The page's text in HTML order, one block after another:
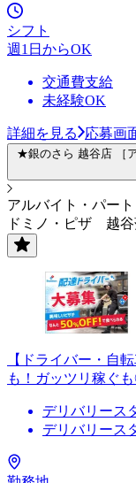
シフト
週1日からOK
交通費支給
未経験OK
詳細を見る 応募画
★銀のさら 越谷店 ［
アルバイト・パート
ドミノ・ピザ 越谷
【ドライバー・自
も！ガッツリ稼ぐ
デリバリース
デリバリース